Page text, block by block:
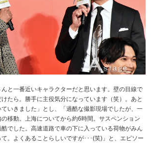
と一番近いキャラクターだと思います。壁の目線で
たら。勝手に主役気分になっています（笑）。あと
いきました」とし、「過酷な撮影現場でしたが、一
移動。上海についてから約6時間。サスペンション
でした。高速道路で車の下に入っている荷物がみん
。よくあることらしいですが･･･(笑)」と、エピソー